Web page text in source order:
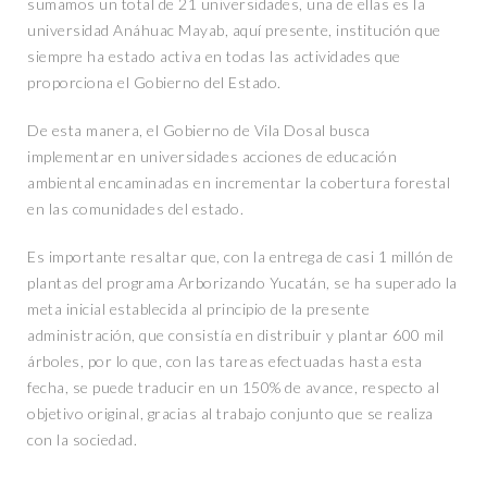
sumamos un total de 21 universidades, una de ellas es la
universidad Anáhuac Mayab, aquí presente, institución que
siempre ha estado activa en todas las actividades que
proporciona el Gobierno del Estado.
De esta manera, el Gobierno de Vila Dosal busca
implementar en universidades acciones de educación
ambiental encaminadas en incrementar la cobertura forestal
en las comunidades del estado.
Es importante resaltar que, con la entrega de casi 1 millón de
plantas del programa Arborizando Yucatán, se ha superado la
meta inicial establecida al principio de la presente
administración, que consistía en distribuir y plantar 600 mil
árboles, por lo que, con las tareas efectuadas hasta esta
fecha, se puede traducir en un 150% de avance, respecto al
objetivo original, gracias al trabajo conjunto que se realiza
con la sociedad.